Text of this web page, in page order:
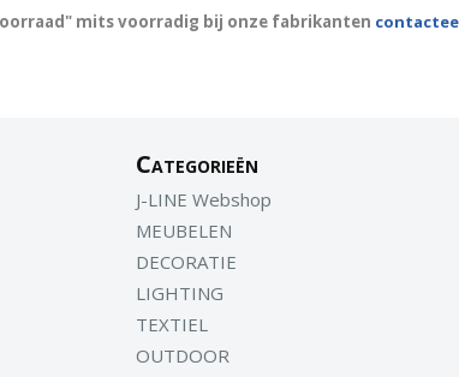
mits voorradig bij onze fabrikanten
Categorieën
J-LINE Webshop
MEUBELEN
DECORATIE
LIGHTING
TEXTIEL
OUTDOOR